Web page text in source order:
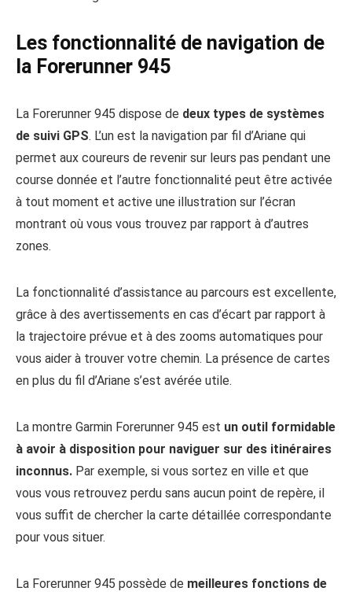
Les fonctionnalité de navigation de
la Forerunner 945
La Forerunner 945 dispose de deux types de systèmes
de suivi GPS. L’un est la navigation par fil d’Ariane qui
permet aux coureurs de revenir sur leurs pas pendant une
course donnée et l’autre fonctionnalité peut être activée
à tout moment et active une illustration sur l’écran
montrant où vous vous trouvez par rapport à d’autres
zones.
La fonctionnalité d’assistance au parcours est excellente,
grâce à des avertissements en cas d’écart par rapport à
la trajectoire prévue et à des zooms automatiques pour
vous aider à trouver votre chemin. La présence de cartes
en plus du fil d’Ariane s’est avérée utile.
La montre Garmin Forerunner 945 est un outil formidable
à avoir à disposition pour naviguer sur des itinéraires
inconnus. Par exemple, si vous sortez en ville et que
vous vous retrouvez perdu sans aucun point de repère, il
vous suffit de chercher la carte détaillée correspondante
pour vous situer.
La Forerunner 945 possède de meilleures fonctions de